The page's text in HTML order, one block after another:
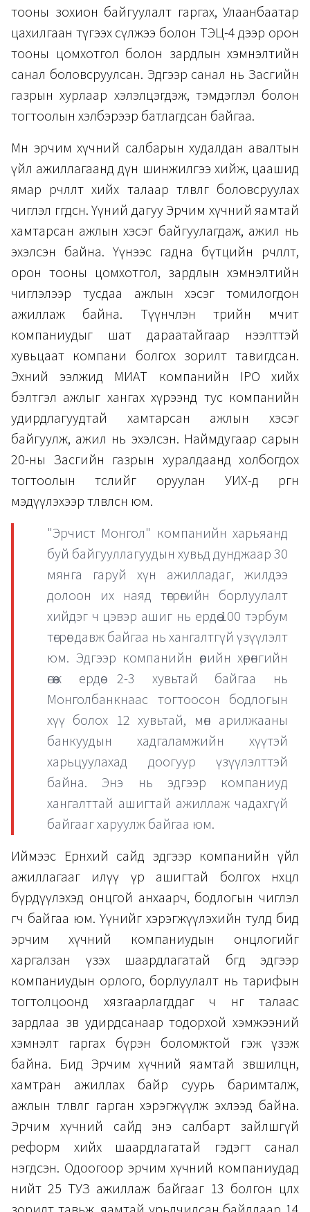
тооны зохион байгуулалт гаргах, Улаанбаатар
цахилгаан түгээх сүлжээ болон ТЭЦ-4 дээр орон
тооны цомхотгол болон зардлын хэмнэлтийн
санал боловсруулсан. Эдгээр санал нь Засгийн
газрын хурлаар хэлэлцэгдэж, тэмдэглэл болон
тогтоолын хэлбэрээр батлагдсан байгаа.
Мөн эрчим хүчний салбарын худалдан авалтын
үйл ажиллагаанд дүн шинжилгээ хийж, цаашид
ямар өөрчлөлт хийх талаар төлөвлөгөө боловсруулах
чиглэл өгөгдсөн. Үүний дагуу Эрчим хүчний яамтай
хамтарсан ажлын хэсэг байгуулагдаж, ажил нь
эхэлсэн байна. Үүнээс гадна бүтцийн өөрчлөлт,
орон тооны цомхотгол, зардлын хэмнэлтийн
чиглэлээр тусдаа ажлын хэсэг томилогдон
ажиллаж байна. Түүнчлэн төрийн өмчит
компаниудыг шат дараатайгаар нээлттэй
хувьцаат компани болгох зорилт тавигдсан.
Эхний ээлжид МИАТ компанийн IPO хийх
бэлтгэл ажлыг хангах хүрээнд тус компанийн
удирдлагуудтай хамтарсан ажлын хэсэг
байгуулж, ажил нь эхэлсэн. Наймдугаар сарын
20-ны Засгийн газрын хуралдаанд холбогдох
тогтоолын төслийг оруулан УИХ-д өргөн
мэдүүлэхээр төлөвлөсөн юм.
"Эрчист Монгол" компанийн харьяанд
буй байгууллагуудын хувьд дунджаар 30
мянга гаруй хүн ажилладаг, жилдээ
долоон их наяд төгрөгийн борлуулалт
хийдэг ч цэвэр ашиг нь ердөө 100 тэрбум
төгрөг давж байгаа нь хангалтгүй үзүүлэлт
юм. Эдгээр компанийн өөрийн хөрөнгийн
өгөөж ердөө 2-3 хувьтай байгаа нь
Монголбанкнаас тогтоосон бодлогын
хүү болох 12 хувьтай, мөн арилжааны
банкуудын хадгаламжийн хүүтэй
харьцуулахад доогуур үзүүлэлттэй
байна. Энэ нь эдгээр компаниуд
хангалттай ашигтай ажиллаж чадахгүй
байгааг харуулж байгаа юм.
Иймээс Ерөнхий сайд эдгээр компанийн үйл
ажиллагааг илүү үр ашигтай болгох нөхцөл
бүрдүүлэхэд онцгой анхаарч, бодлогын чиглэл
өгч байгаа юм. Үүнийг хэрэгжүүлэхийн тулд бид
эрчим хүчний компаниудын онцлогийг
харгалзан үзэх шаардлагатай бөгөөд эдгээр
компаниудын орлого, борлуулалт нь тарифын
тогтолцоонд хязгаарлагддаг ч нөгөө талаас
зардлаа зөв удирдсанаар тодорхой хэмжээний
хэмнэлт гаргах бүрэн боломжтой гэж үзэж
байна. Бид Эрчим хүчний яамтай зөвшилцөн,
хамтран ажиллах байр суурь баримталж,
ажлын төлөвлөгөө гарган хэрэгжүүлж эхлээд байна.
Эрчим хүчний сайд энэ салбарт зайлшгүй
реформ хийх шаардлагатай гэдэгт санал
нэгдсэн. Одоогоор эрчим хүчний компаниудад
нийт 25 ТУЗ ажиллаж байгааг 13 болгон цөөлөх